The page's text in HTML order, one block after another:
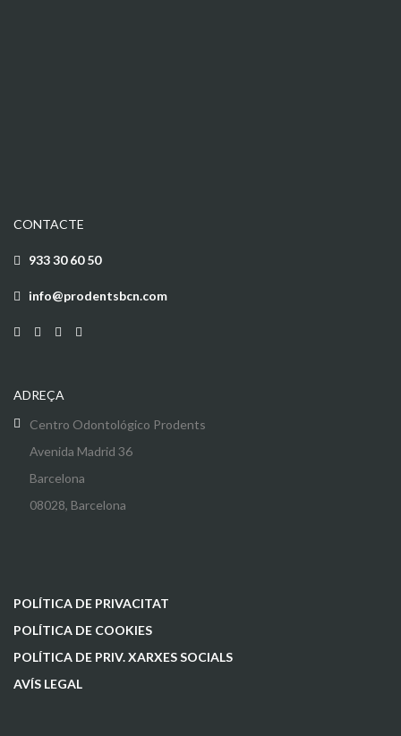
CONTACTE
933 30 60 50
info@prodentsbcn.com
ADREÇA
Centro Odontológico Prodents
Avenida Madrid 36
Barcelona
08028, Barcelona
POLÍTICA DE PRIVACITAT
POLÍTICA DE COOKIES
POLÍTICA DE PRIV. XARXES SOCIALS
AVÍS LEGAL